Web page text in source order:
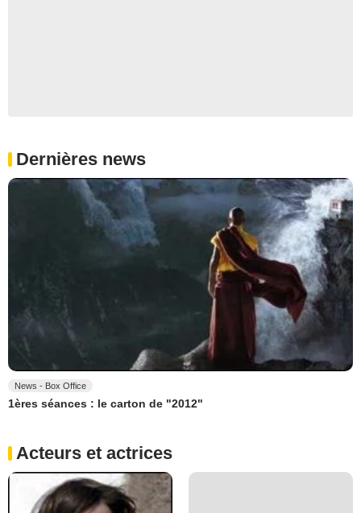
Dernières news
News - Box Office
1ères séances : le carton de "2012"
Acteurs et actrices